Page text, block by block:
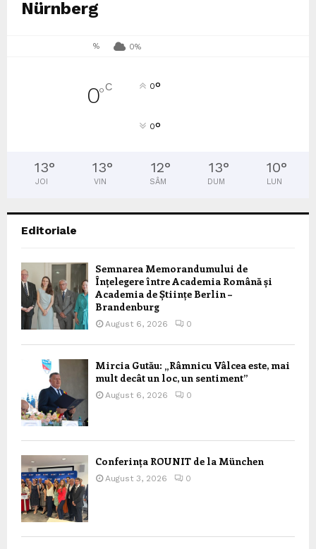
Nürnberg
% 0%
0°C 0°
0°
13°
JOI
13°
VIN
12°
SÂM
13°
DUM
10°
LUN
Editoriale
Semnarea Memorandumului de
Înțelegere între Academia Română și
Academia de Științe Berlin –
Brandenburg
August 6, 2026 0
Mircia Gutău: „Râmnicu Vâlcea este, mai
mult decât un loc, un sentiment”
August 6, 2026 0
Conferința ROUNIT de la München
August 3, 2026 0